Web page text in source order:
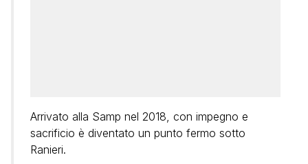
Arrivato alla Samp nel 2018, con impegno e
sacrificio è diventato un punto fermo sotto
Ranieri.